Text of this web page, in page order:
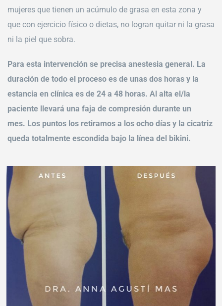
mujeres que tienen un acúmulo de grasa en esta zona y
que con ejercicio físico o dietas, no logran quitar ni la grasa
ni la piel que sobra.
Para esta intervención se precisa anestesia general. La
duración de todo el proceso es de unas dos horas y la
estancia en clínica es de 24 a 48 horas. Al alta el/la
paciente llevará una faja de compresión durante un
mes. Los puntos los retiramos a los ocho días y la cicatriz
queda totalmente escondida bajo la línea del bikini.